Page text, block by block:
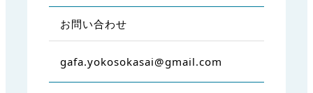
お問い合わせ
gafa.yokosokasai@gmail.com